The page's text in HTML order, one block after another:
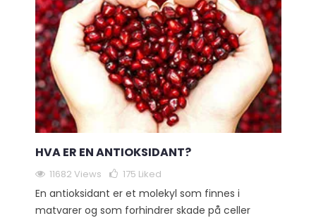
HVA ER EN ANTIOKSIDANT?
11682 Views 175 Liked
En antioksidant er et molekyl som finnes i
matvarer og som forhindrer skade på celler